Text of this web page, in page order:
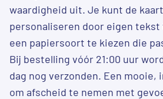
waardigheid uit. Je kunt de
personaliseren door eigen tekst
een papiersoort te kiezen die
Bij bestelling vóór 21:00 uur
dag nog verzonden. Een mooie,
om afscheid te nemen met